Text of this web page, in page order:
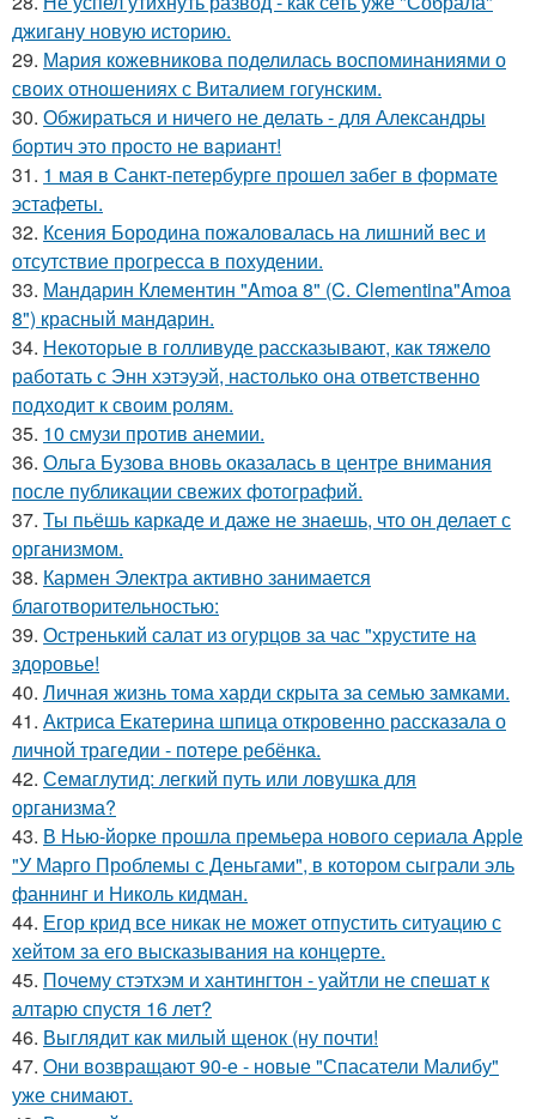
джигану новую историю.
29. Мария кожевникова поделилась воспоминаниями о
своих отношениях с Виталием гогунским.
30. Обжираться и ничего не делать - для Александры
бортич это просто не вариант!
31. 1 мая в Санкт-петербурге прошел забег в формате
эстафеты.
32. Ксения Бородина пожаловалась на лишний вес и
отсутствие прогресса в похудении.
33. Мандарин Клементин "Amoa 8" (C. Clementina"Amoa
8") красный мандарин.
34. Некоторые в голливуде рассказывают, как тяжело
работать с Энн хэтэуэй, настолько она ответственно
подходит к своим ролям.
35. 10 смузи против анемии.
36. Ольга Бузова вновь оказалась в центре внимания
после публикации свежих фотографий.
37. Ты пьёшь каркаде и даже не знаешь, что он делает с
организмом.
38. Кармен Электра активно занимается
благотворительностью:
39. Остренький салат из огурцов за час "хрустите нa
здоровье!
40. Личная жизнь тома харди скрыта за семью замками.
41. Актриса Екатерина шпица откровенно рассказала о
личной трагедии - потере ребёнка.
42. Семаглутид: легкий путь или ловушка для
организма?
43. В Нью-йорке прошла премьера нового сериала Apple
"У Марго Проблемы с Деньгами", в котором сыграли эль
фаннинг и Николь кидман.
44. Егор крид все никак не может отпустить ситуацию с
хейтом за его высказывания на концерте.
45. Почему стэтхэм и хантингтон - уайтли не спешат к
алтарю спустя 16 лет?
46. Выглядит как милый щенок (ну почти!
47. Они возвращают 90-е - новые "Спасатели Малибу"
уже снимают.